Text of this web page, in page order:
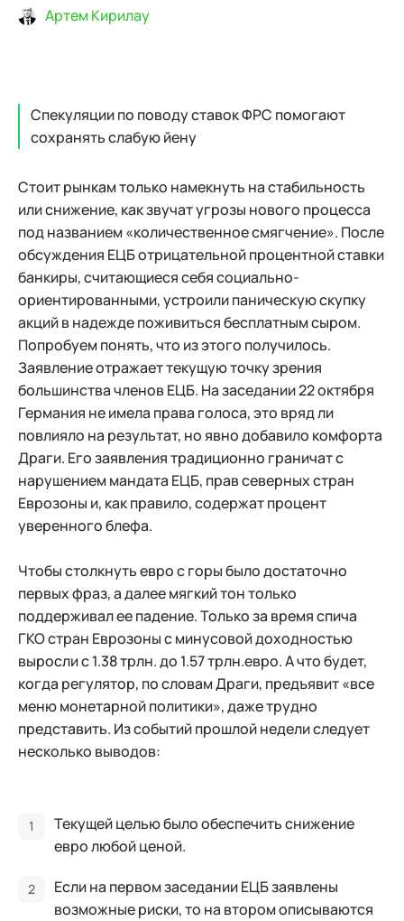
Артем Кирилау
Спекуляции по поводу ставок ФРС помогают
сохранять слабую йену
Стоит рынкам только намекнуть на стабильность
или снижение, как звучат угрозы нового процесса
под названием «количественное смягчение». После
обсуждения ЕЦБ отрицательной процентной ставки
банкиры, считающиеся себя социально-
ориентированными, устроили паническую скупку
акций в надежде поживиться бесплатным сыром.
Попробуем понять, что из этого получилось.
Заявление отражает текущую точку зрения
большинства членов ЕЦБ. На заседании 22 октября
Германия не имела права голоса, это вряд ли
повлияло на результат, но явно добавило комфорта
Драги. Его заявления традиционно граничат с
нарушением мандата ЕЦБ, прав северных стран
Еврозоны и, как правило, содержат процент
уверенного блефа.
Чтобы столкнуть евро с горы было достаточно
первых фраз, а далее мягкий тон только
поддерживал ее падение. Только за время спича
ГКО стран Еврозоны с минусовой доходностью
выросли с 1.38 трлн. до 1.57 трлн.евро. А что будет,
когда регулятор, по словам Драги, предъявит «все
меню монетарной политики», даже трудно
представить. Из событий прошлой недели следует
несколько выводов:
Текущей целью было обеспечить снижение
евро любой ценой.
Если на первом заседании ЕЦБ заявлены
возможные риски, то на втором описываются